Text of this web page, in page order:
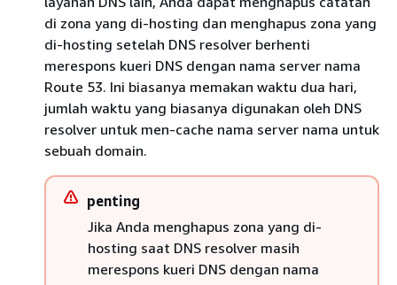
di zona yang di-hosting dan menghapus zona yang
di-hosting setelah DNS resolver berhenti
merespons kueri DNS dengan nama server nama
Route 53. Ini biasanya memakan waktu dua hari,
jumlah waktu yang biasanya digunakan oleh DNS
resolver untuk men-cache nama server nama untuk
sebuah domain.
penting
Jika Anda menghapus zona yang di-
hosting saat DNS resolver masih
merespons kueri DNS dengan nama